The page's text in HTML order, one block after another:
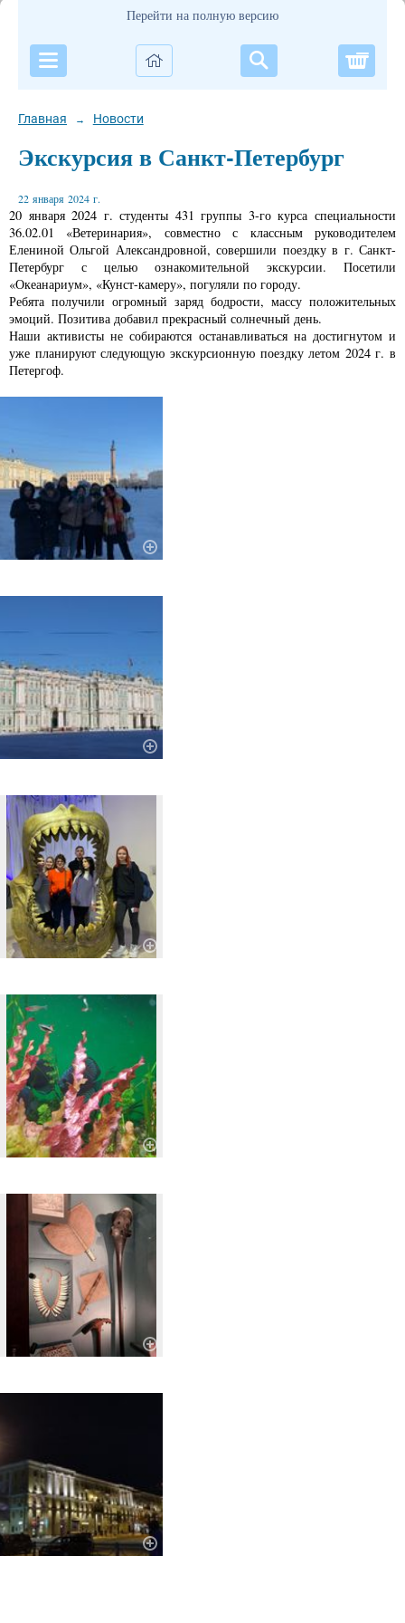
Перейти на полную версию
Главная → Новости
Экскурсия в Санкт-Петербург
22 января 2024 г.
20 января 2024 г. студенты 431 группы 3-го курса специальности
36.02.01 «Ветеринария», совместно с классным руководителем
Елениной Ольгой Александровной, совершили поездку в г. Санкт-
Петербург с целью ознакомительной экскурсии. Посетили
«Океанариум», «Кунст-камеру», погуляли по городу.
Ребята получили огромный заряд бодрости, массу положительных
эмоций. Позитива добавил прекрасный солнечный день.
Наши активисты не собираются останавливаться на достигнутом и
уже планируют следующую экскурсионную поездку летом 2024 г. в
Петергоф.